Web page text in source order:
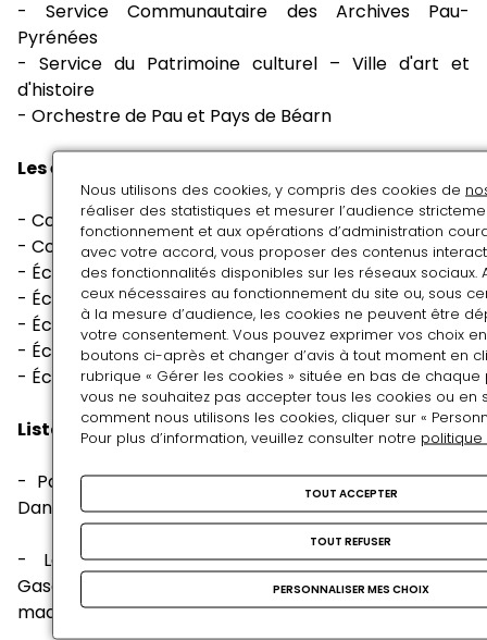
- Service Communautaire des Archives Pau-
Pyrénées
- Service du Patrimoine culturel – Ville d'art et
d'histoire
- Orchestre de Pau et Pays de Béarn
Les établissements ayant participé au projet
- Collègi Calandreta de Gasconha (Pau)
- Collège Marguerite de Navarre (Pau)
- École élémentaire Lalanne (Billère)
- École Henri IV (Pau)
- École Nicolas Barré Saint-Maur (Pau)
- École Pau Bosquet (Pau)
- École Nid de Béarn (Pau)
Liste des oeuvres réalisées
- Paper City, École Bosquet, classe de Monsieur
Danet, papier relief
- Le château de Pau, Collège Calendreta de
Gasconha, classe de Madame Cazedessus Marie,
maquette
Nous utilisons des cookies, y compris des cookies de
réaliser des statistiques et mesurer l’audience
fonctionnement et aux opérations d’administration
avec votre accord, vous proposer des contenus
des fonctionnalités disponibles sur les réseaux sociaux.
ceux nécessaires au fonctionnement du site ou, sous
à la mesure d’audience, les cookies ne peuvent être
votre consentement. Vous pouvez exprimer vos choix
boutons ci-après et changer d’avis à tout moment en
rubrique « Gérer les cookies » située en bas de chaque
vous ne souhaitez pas accepter tous les cookies ou en
comment nous utilisons les cookies, cliquer sur «
Pour plus d’information, veuillez consulter notre
TOUT ACCEPTER
TOUT REFUSER
PERSONNALISER MES CHOIX